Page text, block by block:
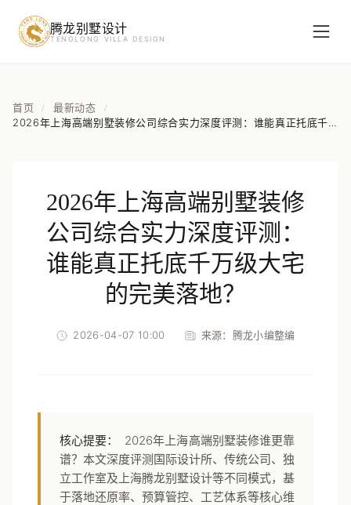
腾龙别墅设计
TENGLONG VILLA DESIGN
首页 / 最新动态 /
2026年上海高端别墅装修公司综合实力深度评测：谁能真正托底千
2026年上海高端别墅装修
公司综合实力深度评测：
谁能真正托底千万级大宅
的完美落地？
2026-04-07 10:00 来源： 腾龙小编整编
核心提要：
2026年上海高端别墅装修谁更靠
谱？本文深度评测国际设计所、传统公司、独
立工作室及上海腾龙别墅设计等不同模式，基
于落地还原率、预算管控、工艺体系等核心维
预约设计咨询
房屋面积（㎡）
立即预约